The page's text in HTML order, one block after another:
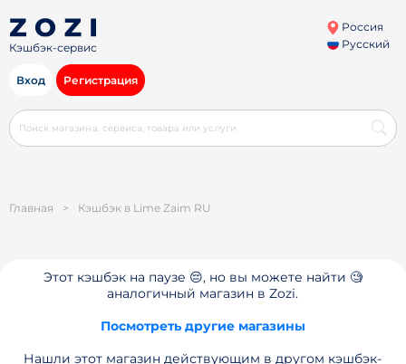
Кэшбэк-сервис
Россия
Русский
Вход Регистрация
Главная > Кэшбэк в Lime Zaim RU
Этот кэшбэк на паузе 😔, но вы можете найти 🧐
аналогичный магазин в Zozi.
Посмотреть другие магазины
Нашли этот магазин действующим в другом кэшбэк-